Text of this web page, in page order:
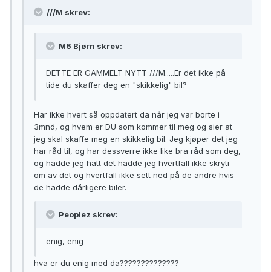
///M skrev:
M6 Bjørn skrev:
DETTE ER GAMMELT NYTT ///M.....Er det ikke på
tide du skaffer deg en "skikkelig" bil?
Har ikke hvert så oppdatert da når jeg var borte i
3mnd, og hvem er DU som kommer til meg og sier at
jeg skal skaffe meg en skikkelig bil. Jeg kjøper det jeg
har råd til, og har dessverre ikke like bra råd som deg,
og hadde jeg hatt det hadde jeg hvertfall ikke skryti
om av det og hvertfall ikke sett ned på de andre hvis
de hadde dårligere biler.
Peoplez skrev:
enig, enig
hva er du enig med da??????????????